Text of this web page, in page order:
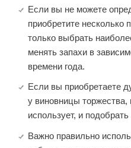
Если вы не можете
приобретите несколько
только выбрать
менять запахи в
времени года.
Если вы приобретаете
у виновницы
использует, и
Важно правильно